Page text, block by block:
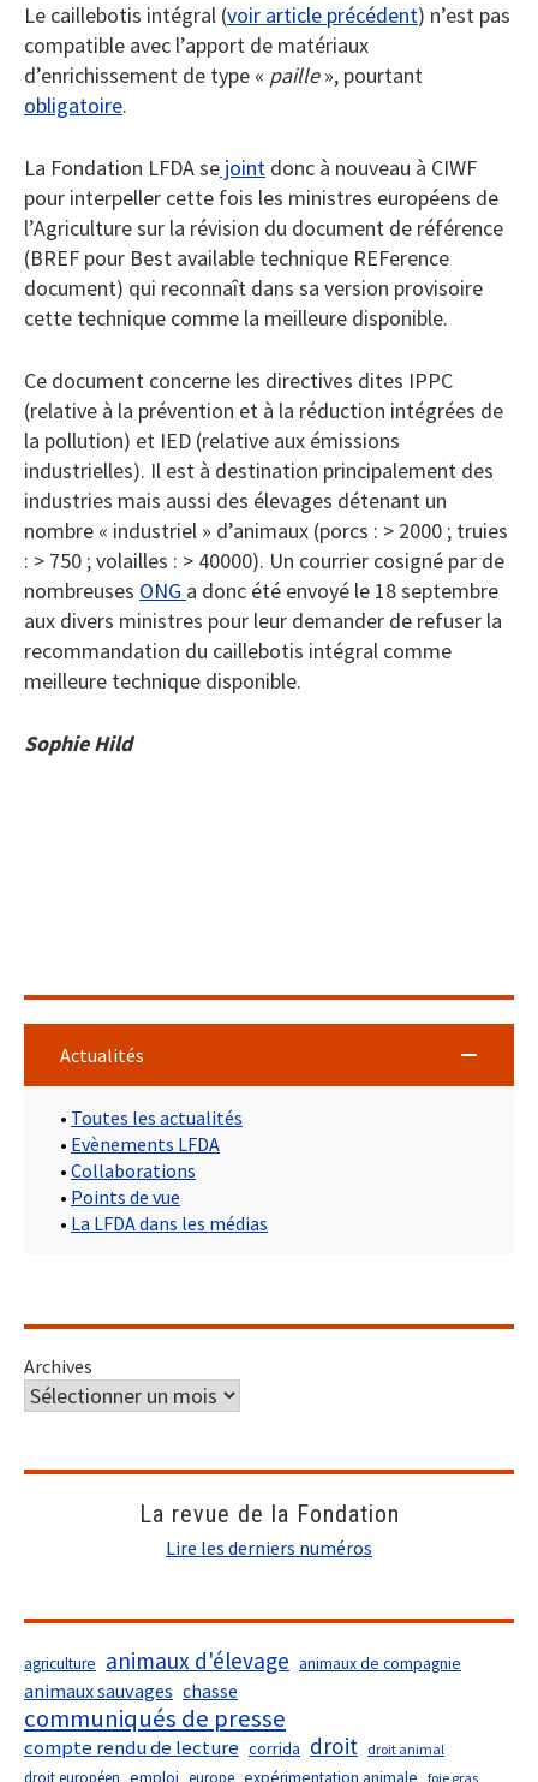
Le caillebotis intégral (voir article précédent) n’est pas
compatible avec l’apport de matériaux
d’enrichissement de type « paille», pourtant
obligatoire.
La Fondation LFDA se joint donc à nouveau à CIWF
pour interpeller cette fois les ministres européens de
l’Agriculture sur la révision du document de référence
(BREF pour Best available technique REFerence
document) qui reconnaît dans sa version provisoire
cette technique comme la meilleure disponible.
Ce document concerne les directives dites IPPC
(relative à la prévention et à la réduction intégrées de
la pollution) et IED (relative aux émissions
industrielles). Il est à destination principalement des
industries mais aussi des élevages détenant un
nombre « industriel » d’animaux (porcs : > 2000 ; truies
: > 750 ; volailles : > 40000). Un courrier cosigné par de
nombreuses ONG a donc été envoyé le 18 septembre
aux divers ministres pour leur demander de refuser la
recommandation du caillebotis intégral comme
meilleure technique disponible.
Sophie Hild
Actualités
• Toutes les actualités
• Evènements LFDA
• Collaborations
• Points de vue
• La LFDA dans les médias
Archives
La revue de la Fondation
Lire les derniers numéros
agriculture animaux d'élevage animaux de compagnie
animaux sauvages chasse
communiqués de presse
compte rendu de lecture corrida droit droit animal
foie gras